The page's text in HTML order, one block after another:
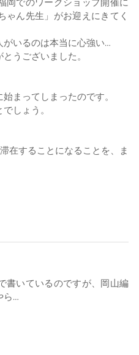
ゃん先生」がお迎えにきてく
いるのは本当に心強い…
うございました。
まってしまったのです。
しょう。
在することになることを、ま
書いているのですが、岡山編
ら…